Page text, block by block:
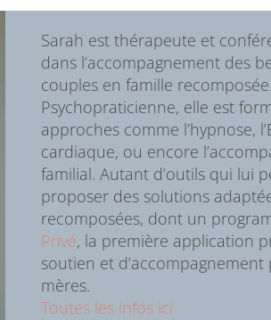
Sarah est thérapeute et
dans l’accompagnement des
couples en famille recomposée.
Psychopraticienne, elle est
approches comme l’hypnose,
cardiaque, ou encore
familial. Autant d’outils qui lui
proposer des solutions
recomposées, dont un
Privé, la première application
soutien et d’accompagnement
mères.
Toutes les infos ici